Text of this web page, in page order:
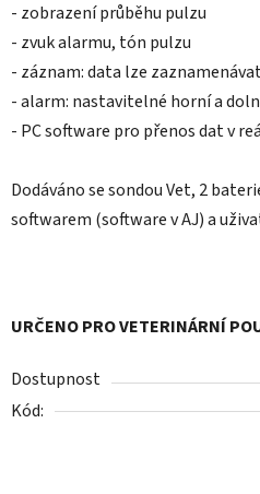
- zobrazení průběhu pulzu
- zvuk alarmu, tón pulzu
- záznam: data lze
- alarm: nastavitelné horní a
- PC software pro přenos dat v
Dodáváno se sondou Vet, 2
softwarem (software v AJ) a
URČENO PRO VETERINÁRNÍ
Dostupnost
Kód: